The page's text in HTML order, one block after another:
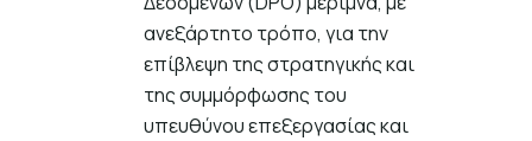
ανεξάρτητο τρόπο, για την
επίβλεψη της στρατηγικής και
της συμμόρφωσης του
υπευθύνου επεξεργασίας και